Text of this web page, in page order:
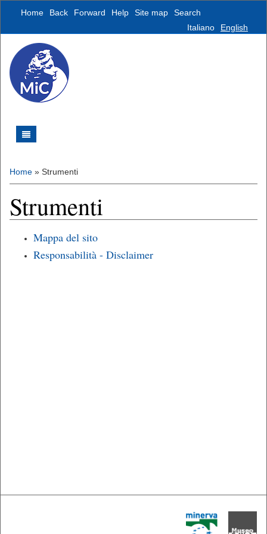
Home Back Forward Help Site map
Search
Italiano
English
Home » Strumenti
Strumenti
Mappa del sito
Responsabilità - Disclaimer